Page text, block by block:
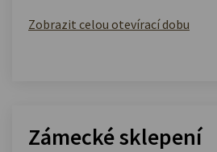
Zobrazit celou otevírací dobu
Zámecké sklepení